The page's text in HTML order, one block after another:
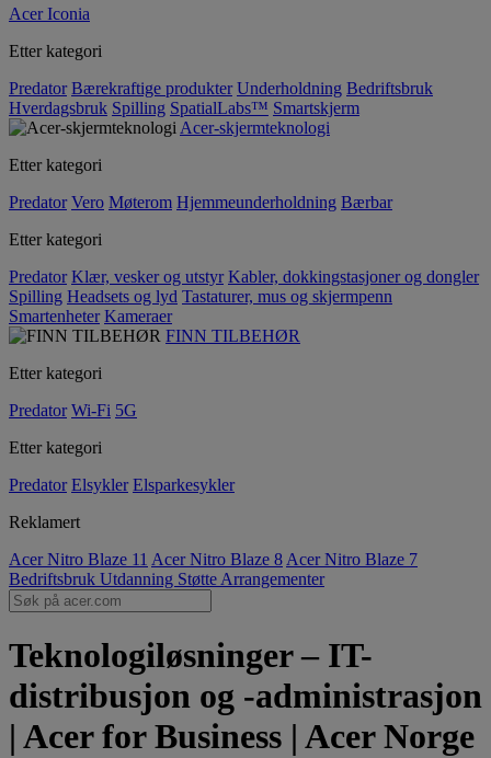
Acer Iconia
Etter kategori
Predator Bærekraftige produkter Underholdning Bedriftsbruk
Hverdagsbruk Spilling SpatialLabs™ Smartskjerm
Acer-skjermteknologi
Etter kategori
Predator Vero Møterom Hjemmeunderholdning Bærbar
Etter kategori
Predator Klær, vesker og utstyr Kabler, dokkingstasjoner og dongler
Spilling Headsets og lyd Tastaturer, mus og skjermpenn
Smartenheter Kameraer
FINN TILBEHØR
Etter kategori
Predator Wi-Fi 5G
Etter kategori
Predator Elsykler Elsparkesykler
Reklamert
Acer Nitro Blaze 11 Acer Nitro Blaze 8 Acer Nitro Blaze 7
Bedriftsbruk Utdanning Støtte Arrangementer
Teknologiløsninger – IT-
distribusjon og -administrasjon
| Acer for Business | Acer Norge